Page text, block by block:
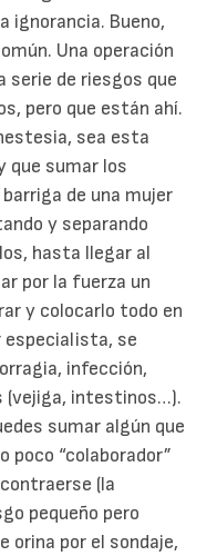
ignorancia. Bueno,
Una operación
serie de riesgos que
pero que están ahí.
sea esta
que sumar los
de una mujer
y separando
hasta llegar al
por la fuerza un
y colocarlo todo en
especialista, se
infección,
(vejiga, intestinos…).
sumar algún que
poco “colaborador”
(la
pequeño pero
orina por el sondaje,